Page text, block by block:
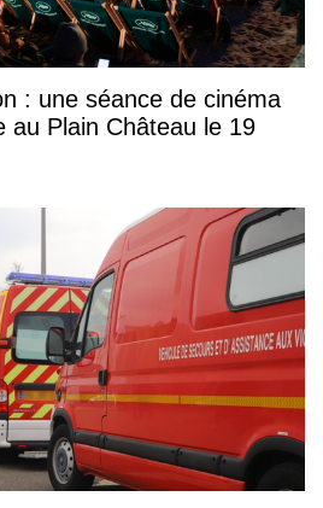
: une séance de cinéma
au Plain Château le 19